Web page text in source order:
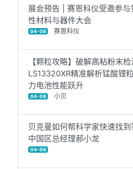
展会预告 | 赛恩科仪受邀参
性材料与器件大会
04-08 赛恩科仪
【颗粒攻略】破解高粘粉末检
LS13320XR精准解析锰酸锂
力电池性能跃升
04-08 小贝
贝克曼如何帮科学家快速找
中国区总经理郝小龙
04-08